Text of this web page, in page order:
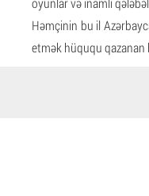
Həmçinin bu il
etmək hüququ qazanan